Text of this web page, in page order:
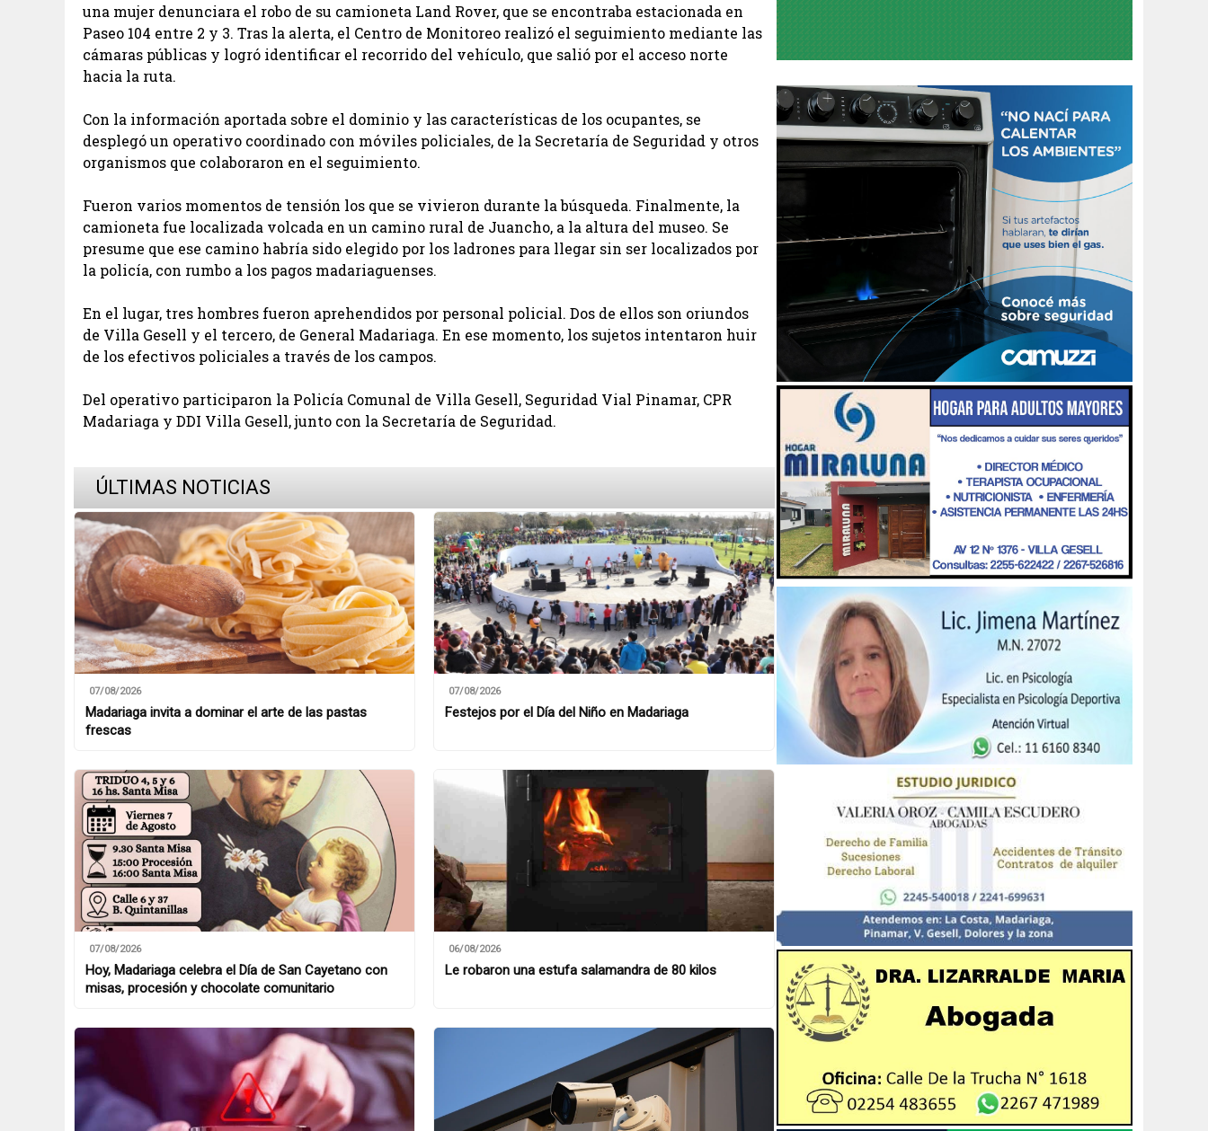
una mujer denunciara el robo de su camioneta Land Rover, que se encontraba estacionada en
Paseo 104 entre 2 y 3. Tras la alerta, el Centro de Monitoreo realizó el seguimiento mediante las
cámaras públicas y logró identificar el recorrido del vehículo, que salió por el acceso norte
hacia la ruta.
Con la información aportada sobre el dominio y las características de los ocupantes, se
desplegó un operativo coordinado con móviles policiales, de la Secretaría de Seguridad y otros
organismos que colaboraron en el seguimiento.
Fueron varios momentos de tensión los que se vivieron durante la búsqueda. Finalmente, la
camioneta fue localizada volcada en un camino rural de Juancho, a la altura del museo. Se
presume que ese camino habría sido elegido por los ladrones para llegar sin ser localizados por
la policía, con rumbo a los pagos madariaguenses.
En el lugar, tres hombres fueron aprehendidos por personal policial. Dos de ellos son oriundos
de Villa Gesell y el tercero, de General Madariaga. En ese momento, los sujetos intentaron huir
de los efectivos policiales a través de los campos.
Del operativo participaron la Policía Comunal de Villa Gesell, Seguridad Vial Pinamar, CPR
Madariaga y DDI Villa Gesell, junto con la Secretaría de Seguridad.
ÚLTIMAS NOTICIAS
07/08/2026
Madariaga invita a dominar el arte de las pastas
frescas
07/08/2026
Festejos por el Día del Niño en Madariaga
07/08/2026
Hoy, Madariaga celebra el Día de San Cayetano con
misas, procesión y chocolate comunitario
06/08/2026
Le robaron una estufa salamandra de 80 kilos